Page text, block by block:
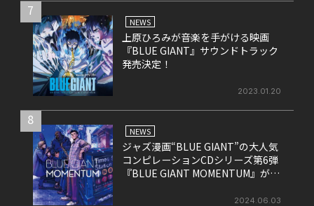
7
NEWS
上原ひろみが音楽を手がける映画
『BLUE GIANT』サウンドトラック
発売決定！
2023.01.20
8
NEWS
ジャズ漫画“BLUE GIANT”の大人気
コンピレーションCDシリーズ第6弾
『BLUE GIANT MOMENTUM』が6
2024.06.03